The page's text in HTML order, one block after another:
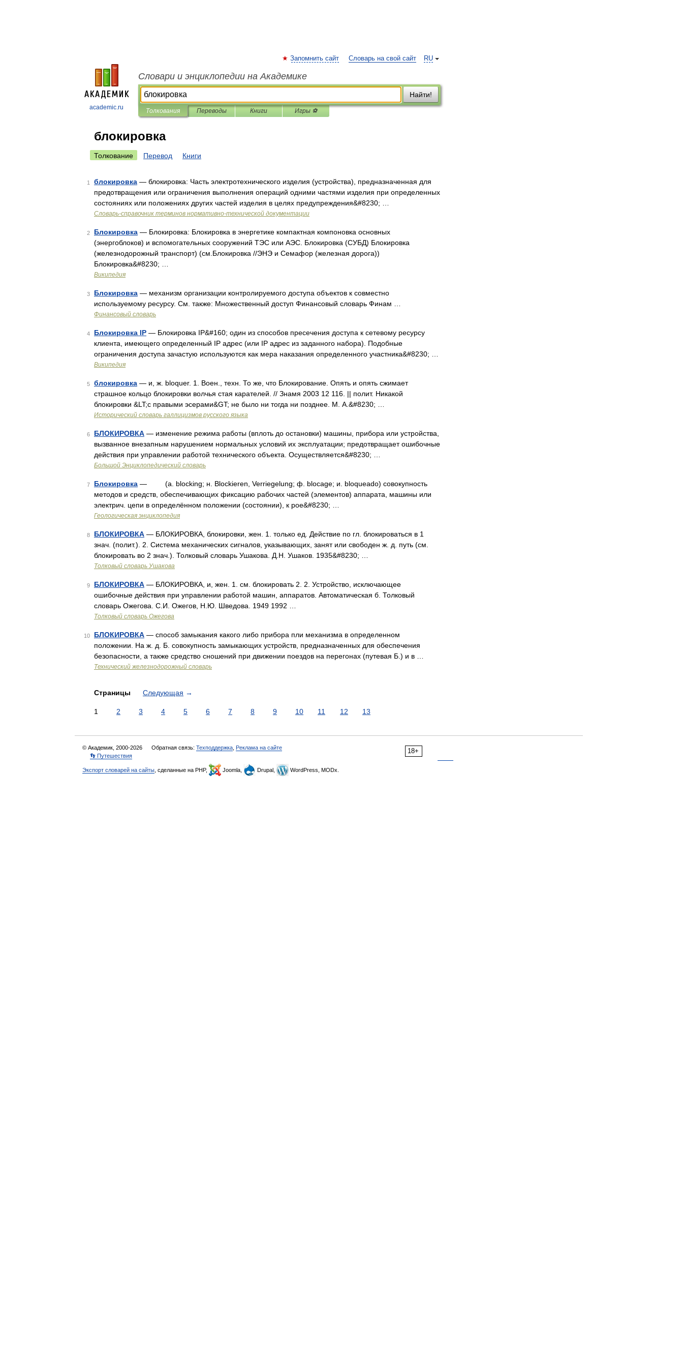
academic.ru
RU
Запомнить сайт Словарь на свой сайт
Словари и энциклопедии на Академике
Найти!
Толкования Переводы Книги Игры ⚽
блокировка
Толкование Перевод Книги
1 блокировка — блокировка: Часть электротехнического изделия (устройства), предназначенная для
предотвращения или ограничения выполнения операций одними частями изделия при определенных
состояниях или положениях других частей изделия в целях предупреждения&#8230; …
Словарь-справочник терминов нормативно-технической документации
2 Блокировка — Блокировка: Блокировка в энергетике компактная компоновка основных
(энергоблоков) и вспомогательных сооружений ТЭС или АЭС. Блокировка (СУБД) Блокировка
(железнодорожный транспорт) (см.Блокировка //ЭНЭ и Семафор (железная дорога))
Блокировка&#8230; …
Википедия
3 Блокировка — механизм организации контролируемого доступа объектов к совместно
используемому ресурсу. См. также: Множественный доступ Финансовый словарь Финам …
Финансовый словарь
4 Блокировка IP — Блокировка IP&#160; один из способов пресечения доступа к сетевому ресурсу
клиента, имеющего определенный IP адрес (или IP адрес из заданного набора). Подобные
ограничения доступа зачастую используются как мера наказания определенного участника&#8230; …
Википедия
5 блокировка — и, ж. bloquer. 1. Воен., техн. То же, что Блокирование. Опять и опять сжимает
страшное кольцо блокировки волчья стая карателей. // Знамя 2003 12 116. || полит. Никакой
блокировки &LT;с правыми эсерами&GT; не было ни тогда ни позднее. М. А.&#8230; …
Исторический словарь галлицизмов русского языка
6 БЛОКИРОВКА — изменение режима работы (вплоть до остановки) машины, прибора или устройства,
вызванное внезапным нарушением нормальных условий их эксплуатации; предотвращает ошибочные
действия при управлении работой технического объекта. Осуществляется&#8230; …
Большой Энциклопедический словарь
7 Блокировка — (a. blocking; н. Blockieren, Verriegelung; ф. blocage; и. blоqueado) совокупность
методов и средств, обеспечивающих фиксацию рабочих частей (элементов) аппарата, машины или
электрич. цепи в определённом положении (состоянии), к рое&#8230; …
Геологическая энциклопедия
8 БЛОКИРОВКА — БЛОКИРОВКА, блокировки, жен. 1. только ед. Действие по гл. блокироваться в 1
знач. (полит.). 2. Система механических сигналов, указывающих, занят или свободен ж. д. путь (см.
блокировать во 2 знач.). Толковый словарь Ушакова. Д.Н. Ушаков. 1935&#8230; …
Толковый словарь Ушакова
9 БЛОКИРОВКА — БЛОКИРОВКА, и, жен. 1. см. блокировать 2. 2. Устройство, исключающее
ошибочные действия при управлении работой машин, аппаратов. Автоматическая б. Толковый
словарь Ожегова. С.И. Ожегов, Н.Ю. Шведова. 1949 1992 …
Толковый словарь Ожегова
10 БЛОКИРОВКА — способ замыкания какого либо прибора пли механизма в определенном
положении. На ж. д. Б. совокупность замыкающих устройств, предназначенных для обеспечения
безопасности, а также средство сношений при движении поездов на перегонах (путевая Б.) и в …
Технический железнодорожный словарь
Страницы Следующая →
1 2 3 4 5 6 7 8 9 10 11 12 13
18+
© Академик, 2000-2026 Обратная связь: Техподдержка Реклама на сайте
👣 Путешествия
Экспорт словарей на сайты , сделанные на PHP, Joomla, Drupal, WordPress, MODx.